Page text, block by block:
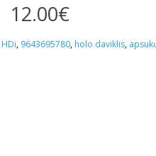
12.00€
HDi, 9643695780, holo daviklis,